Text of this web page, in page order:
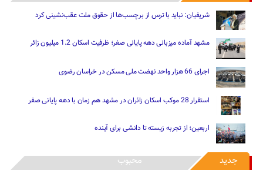
شریفیان: نباید با ترس از برچسب‌ها از حقوق ملت عقب‌نشینی کرد
مشهد آماده میزبانی دهه پایانی صفر؛ ظرفیت اسکان 1.2 میلیون زائر
اجرای 66 هزار واحد نهضت ملی مسکن در خراسان رضوی
استقرار 28 موکب اسکان زائران در مشهد هم زمان با دهه پایانی صفر
اربعین؛ از تجربه زیسته تا دانشی برای آینده
جدید محبوب